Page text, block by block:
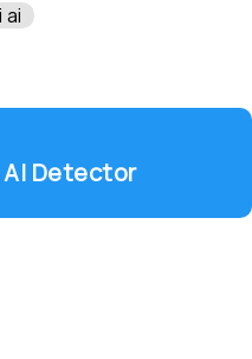
ai
Detector